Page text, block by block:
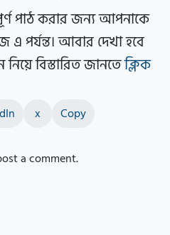
পাঠ করার জন্য আপনাকে
পর্যন্ত। আবার দেখা হবে
বিস্তারিত জানতেক্লিক
x Copy
a comment.